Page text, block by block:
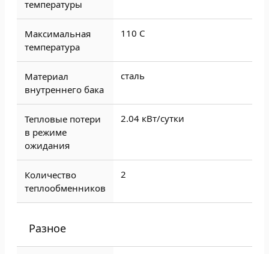
температуры
Максимальная
температура
110 C
Материал
внутреннего бака
сталь
Тепловые потери
в режиме
ожидания
2.04 кВт/сутки
Количество
теплообменников
2
Разное